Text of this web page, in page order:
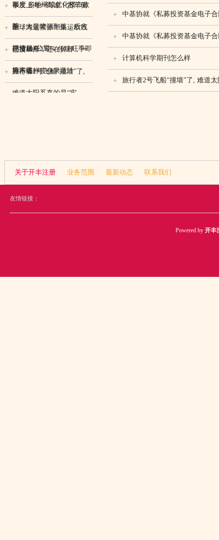
额度 多地继续优化楼市政
策
事发上海一高速！货车侧
翻，大量啤酒翻落，后方
拥堵超4公里
全球海运紧张！集运欧线
期货飙涨337% 传统旺季即
将来临
已瘦10斤，还在掉秤，一
周不重样瘦身果蔬汁
旅行者2号飞船“撞墙”了,
难道太阳系真的是“牢
中基协就《私募投资基金电子
中基协就《私募投资基金电子
计算机科学期刊怎么样
旅行者2号飞船“撞墙”了, 难道
关于开丰注册 业务范围 最新动态 联系我们
友情链接：
Powered by 开丰